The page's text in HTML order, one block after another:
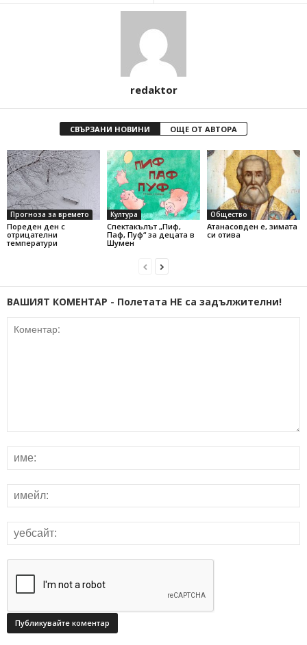
redaktor
СВЪРЗАНИ НОВИНИ ОЩЕ ОТ АВТОРА
Прогноза за времето
Пореден ден с
отрицателни
температури
Култура
Спектакълът „Пиф,
Паф, Пуф“ за децата в
Шумен
Общество
Атанасовден е, зимата
си отива
ВАШИЯТ КОМЕНТАР - Полетата НЕ са задължителни!